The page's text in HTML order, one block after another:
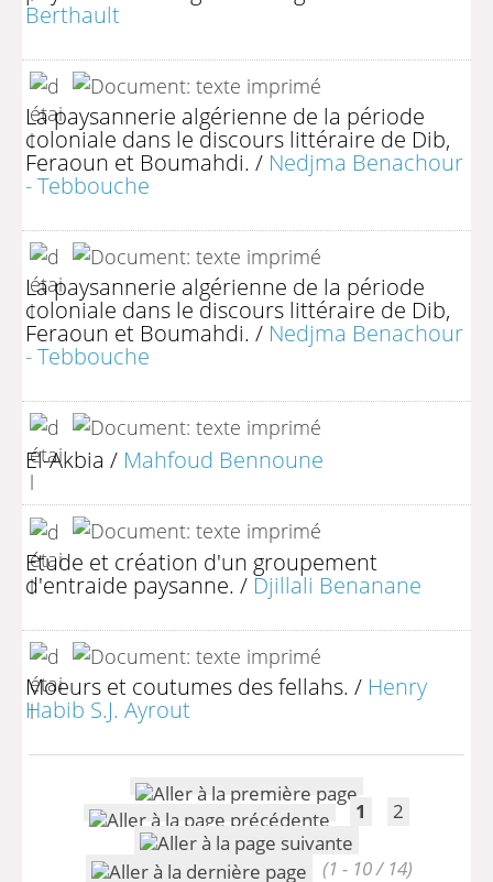
Berthault
La paysannerie algérienne de la période
coloniale dans le discours littéraire de Dib,
Feraoun et Boumahdi. / Nedjma Benachour
- Tebbouche
La paysannerie algérienne de la période
coloniale dans le discours littéraire de Dib,
Feraoun et Boumahdi. / Nedjma Benachour
- Tebbouche
El-Akbia / Mahfoud Bennoune
Etude et création d'un groupement
d'entraide paysanne. /Djillali Benanane
Moeurs et coutumes des fellahs. / Henry
Habib S.J. Ayrout
1 2
(1 - 10 / 14)